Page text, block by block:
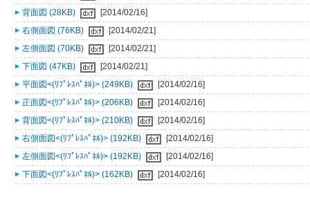
背面図 (28KB)
[2014/02/16]
右側面図 (76KB)
[2014/02/21]
左側面図 (70KB)
[2014/02/21]
下面図 (47KB)
[2014/02/21]
平面図<(ﾘﾌﾟﾚｽﾊﾟﾈﾙ)> (249KB)
[2014/02/16]
正面図<(ﾘﾌﾟﾚｽﾊﾟﾈﾙ)> (206KB)
[2014/02/16]
背面図<(ﾘﾌﾟﾚｽﾊﾟﾈﾙ)> (210KB)
[2014/02/16]
右側面図<(ﾘﾌﾟﾚｽﾊﾟﾈﾙ)> (192KB)
[2014/02/16]
左側面図<(ﾘﾌﾟﾚｽﾊﾟﾈﾙ)> (192KB)
[2014/02/16]
下面図<(ﾘﾌﾟﾚｽﾊﾟﾈﾙ)> (162KB)
[2014/02/16]